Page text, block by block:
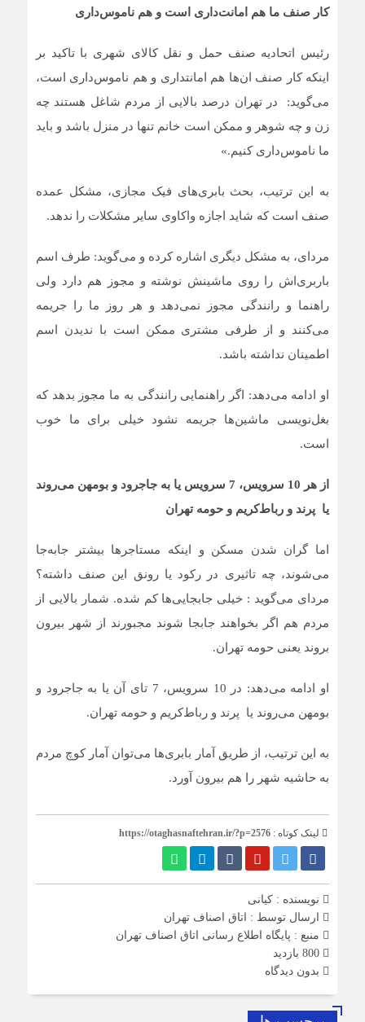
کار صنف ما هم امانت‌داری است و هم ناموس‌داری
رئیس اتحادیه صنف حمل و نقل کالای شهری با تاکید بر
اینکه کار صنف ان‌ها هم امانتداری و هم ناموس‌داری است،
می‌گوید: در تهران درصد بالایی از مردم شاغل هستند چه
زن و چه شوهر و ممکن است خانم تنها در منزل باشد و باید
ما ناموس‌داری کنیم.»
به این ترتیب، بحث بابری‌های فیک مجازی، مشکل عمده
صنف است که شاید اجازه واکاوی سایر مشکلات را ندهد.
مردای، به مشکل دیگری اشاره کرده و می‌گوید: طرف اسم
باربری‌اش را روی ماشینش نوشته و مجوز هم دارد ولی
راهنما و رانندگی مجوز نمی‌دهد و هر روز ما را جریمه
می‌کنند و از طرفی مشتری ممکن است با ندیدن اسم
اطمینان نداشته باشد.
او ادامه می‌دهد: اگر راهنمایی رانندگی به ما مجوز بدهد که
بغل‌نویسی ماشین‌ها جریمه نشود خیلی برای ما خوب
است.
از هر 10 سرویس، 7 سرویس یا به جاجرود و بومهن می‌روند
یا پرند و رباط‌کریم و حومه تهران
اما گران شدن مسکن و اینکه مستاجرها بیشتر جابه‌جا
می‌شوند، چه تاثیری در رکود یا رونق این صنف داشته؟
مردای می‌گوید : خیلی جابجایی‌ها کم شده. شمار بالایی از
مردم هم اگر بخواهند جابجا شوند مجبورند از شهر بیرون
بروند یعنی حومه تهران.
او ادامه می‌دهد: در 10 سرویس، 7 تای آن یا به جاجرود و
بومهن می‌روند یا پرند و رباط‌کریم و حومه تهران.
به این ترتیب، از طریق آمار بابری‌ها می‌توان آمار کوچ مردم
به حاشیه شهر را هم بیرون آورد.
لینک کوتاه : https://otaghasnaftehran.ir/?p=2576
نویسنده : کیانی
ارسال توسط : اتاق اصناف تهران
منبع : پایگاه اطلاع رسانی اتاق اصناف تهران
بدون دیدگاه